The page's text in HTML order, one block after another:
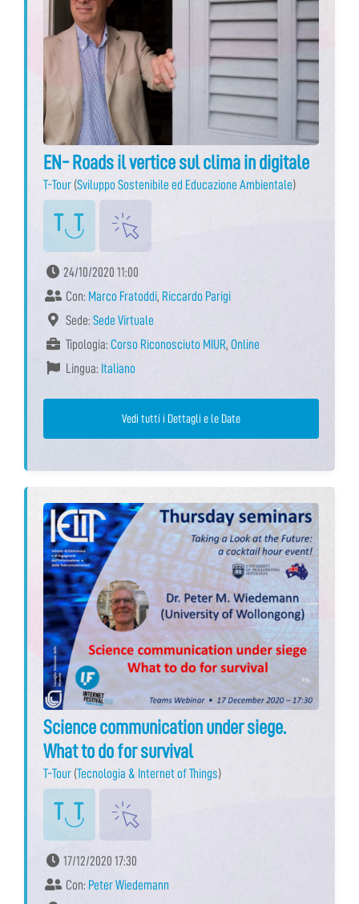
EN- Roads il vertice sul clima in digitale
T-Tour (Sviluppo Sostenibile ed Educazione Ambientale)
24/10/2020 11:00
Con: Marco Fratoddi, Riccardo Parigi
Sede: Sede Virtuale
Tipologia: Corso Riconosciuto MIUR, Online
Lingua: Italiano
Vedi tutti i Dettagli e le Date
Science communication under siege.
What to do for survival
T-Tour (Tecnologia & Internet of Things)
17/12/2020 17:30
Con: Peter Wiedemann